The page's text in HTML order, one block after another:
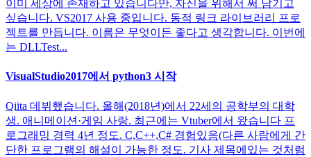
이미 세상에 존재하고 있습니다만, 자신을 위해서 써 남기고
싶습니다. VS2017 사용 중입니다. 동적 링크 라이브러리 프로
젝트를 만듭니다. 이름은 무엇이든 좋다고 생각합니다. 이번에
는 DLLTest...
VisualStudio2017에서 python3 시작
Qiita 데뷔했습니다. 올해(2018년)에서 22세의 공학부의 대학
생. 애니메이션·게임 사랑. 최근에는 Vtuber에서 왔습니다 프
로그래밍 경력 4년 정도. C,C++,C# 경험있음(다른 사람에게 간
단한 프로그램의 해설이 가능한 정도. 기사 제목에있는 것처럼